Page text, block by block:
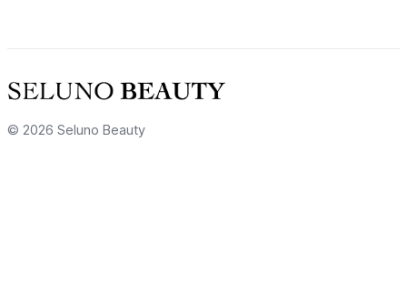
© 2026 Seluno Beauty